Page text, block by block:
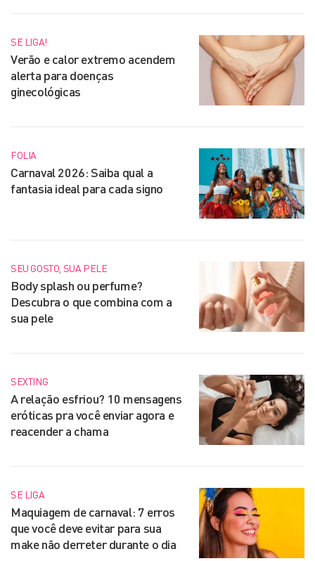
SE LIGA!
Verão e calor extremo acendem
alerta para doenças
ginecológicas
FOLIA
Carnaval 2026: Saiba qual a
fantasia ideal para cada signo
SEU GOSTO, SUA PELE
Body splash ou perfume?
Descubra o que combina com a
sua pele
SEXTING
A relação esfriou? 10 mensagens
eróticas pra você enviar agora e
reacender a chama
SE LIGA
Maquiagem de carnaval: 7 erros
que você deve evitar para sua
make não derreter durante o dia